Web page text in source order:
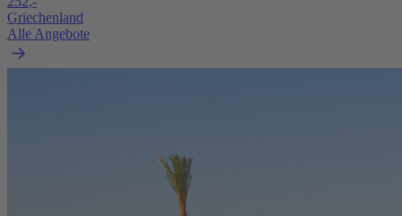
Griechenland
Alle Angebote